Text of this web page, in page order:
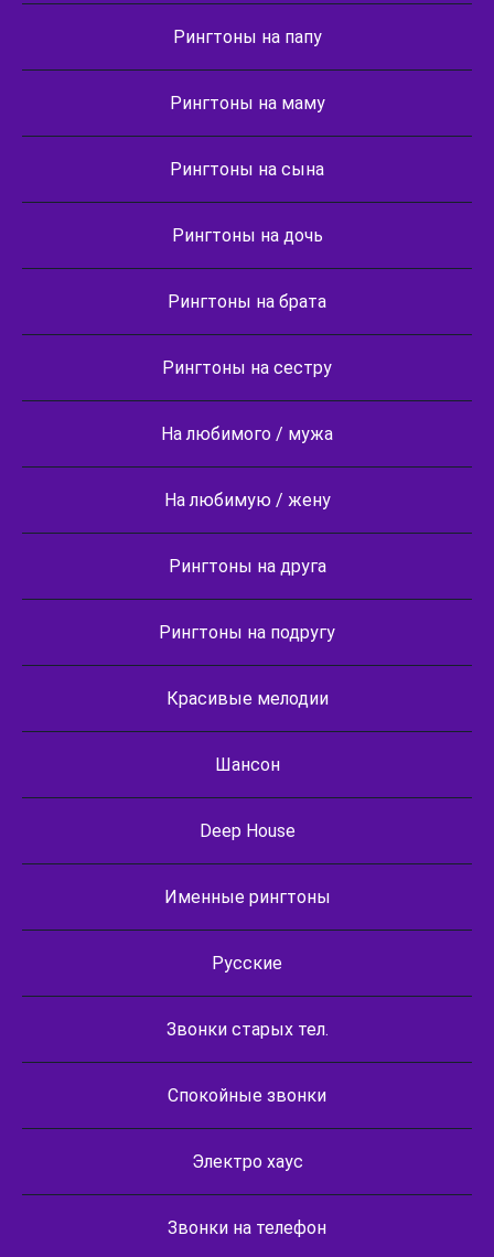
Рингтоны на папу
Рингтоны на маму
Рингтоны на сына
Рингтоны на дочь
Рингтоны на брата
Рингтоны на сестру
На любимого / мужа
На любимую / жену
Рингтоны на друга
Рингтоны на подругу
Красивые мелодии
Шансон
Deep House
Именные рингтоны
Русские
Звонки старых тел.
Спокойные звонки
Электро хаус
Звонки на телефон